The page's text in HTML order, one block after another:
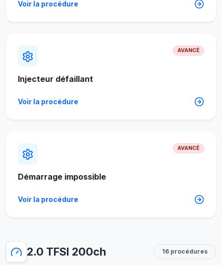
Voir la procédure
AVANCÉ
Injecteur défaillant
Voir la procédure
AVANCÉ
Démarrage impossible
Voir la procédure
2.0 TFSI 200ch 16 procédures